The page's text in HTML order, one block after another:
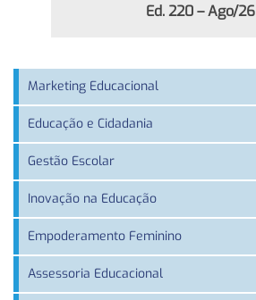
Ed. 220 – Ago/26
Marketing Educacional
Educação e Cidadania
Gestão Escolar
Inovação na Educação
Empoderamento Feminino
Assessoria Educacional